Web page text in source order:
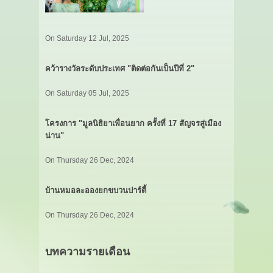
On Saturday 12 Jul, 2025
คว้ารางวัลระดับประเทศ "ติดต่อกันเป็นปีที่ 2"
On Saturday 05 Jul, 2025
โครงการ "มูลนิธิยาเพื่อนยาก ครั้งที่ 17 สัญจรสู่เมือง
น่าน"
On Thursday 26 Dec, 2024
บ้านหมอละอองยกขบวนปาร์ตี้
On Thursday 26 Dec, 2024
บทความรายเดือน